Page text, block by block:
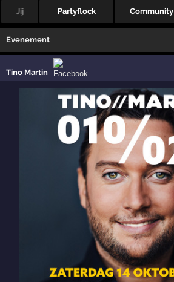
Jij Partyflock Community
Evenement
Tino Martin